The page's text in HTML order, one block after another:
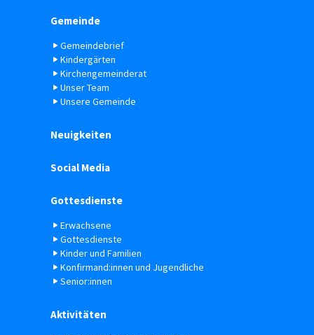
Gemeinde
Gemeindebrief
Kindergärten
Kirchengemeinderat
Unser Team
Unsere Gemeinde
Neuigkeiten
Social Media
Gottesdienste
Erwachsene
Gottesdienste
Kinder und Familien
Konfirmand:innen und Jugendliche
Senior:innen
Aktivitäten